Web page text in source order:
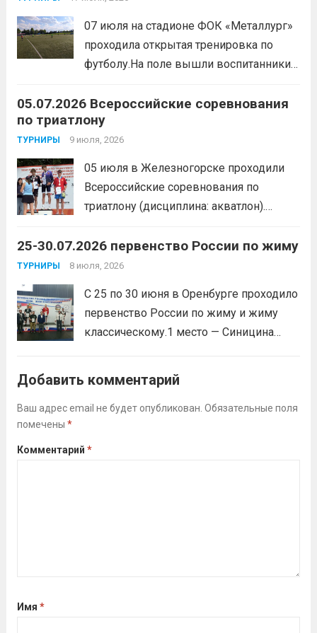
организаторы ставили сплочение
коллектива и пропаганду здорового
образа жизни. По итогам прохождения
всех этапов участники
07 июля на стадионе ФОК «Металлург»
проходила открытая тренировка по
футболу.На поле вышли воспитанники
Участники отработали технику владения
мячом и сыграли несколько коротких
товарищеских матчей.
05.07.2026 Всероссийские соревнования
по триатлону
ТУРНИРЫ 9 июля, 2026
05 июля в Железногорске проходили
Всероссийские соревнования по
триатлону (дисциплина: акватлон).
Макарова, Серов Станислав, занял 1
место. Подготовила спортсмена тренер-
Викторовна.Читать дальше
25-30.07.2026 первенство России по жиму
ТУРНИРЫ 8 июля, 2026
С 25 по 30 июня в Оренбурге проходило
первенство России по жиму и жиму
классическому.1 место — Синицина
(тренер Задорина Я.С.)
Добавить комментарий
Ваш адрес email не будет опубликован. Обязательные поля
помечены *
Комментарий *
Имя *